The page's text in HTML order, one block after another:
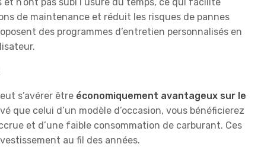
de maintenance et réduit les risques de pannes
des programmes d’entretien personnalisés en
s’avérer être économiquement avantageux sur le
que celui d’un modèle d’occasion, vous bénéficierez
et d’une faible consommation de carburant. Ces
au fil des années.